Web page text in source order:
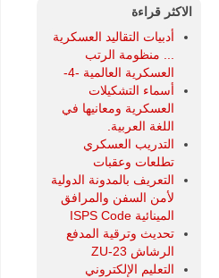
الاكثر قراءة
أدبيات التقاليد العسكرية
... منظومة الرتب
العسكرية العالمية -4-
أسماء التشكيلات
العسكرية ومعانيها في
اللغة العربية.
التدريب العسكري
تطلعات وعقبات
التعريف بالمدونة الدولية
لأمن السفن والمرافق
المينائية ISPS Code
تحديث وترقية المدفع
الرشاش ZU-23
التعليم الإلكتروني